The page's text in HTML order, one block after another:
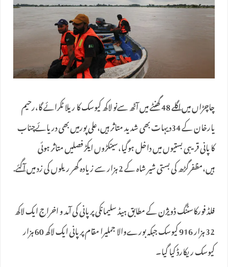
چاچڑاں میں اگلے 48 گھنٹے میں آٹھ سےنو لاکھ کیوسک کا ریلا ٹکرائے گا،رحیم
یارخان کے 34دیہات بھی شدید متاثر ہیں،علی پورمیں بھی دریائےچناب
کا پانی قریبی بستیوں میں داخل ہوگیا،سینکڑوں ایکڑ فصلیں متاثر ہوئی
ہیں،مظفرگڑھ کی بستی شیر شاہ کے 2 ہزار سے زیادہ گھر ریلوں کی زد میں آگئے.
فلڈ فورکاسٹنگ ڈویژن کے مطابق ہیڈ سلیمانکی پر پانی کی آمد و اخراج ایک لاکھ
32 ہزار 916 کیوسک جبکہ بورےوالا جملیرا مقام پر پانی ایک لاکھ 60 ہزار
کیوسک ریکارڈ کیا گیا۔